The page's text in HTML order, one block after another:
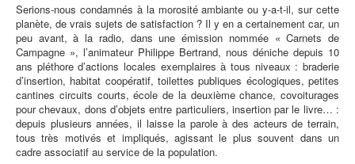
Serions-nous condamnés à la morosité ambiante ou y-a-t-il, sur cette
planète, de vrais sujets de satisfaction ? Il y en a certainement car, un
peu avant, à la radio, dans une émission nommée « Carnets de
Campagne », l’animateur Philippe Bertrand, nous déniche depuis 10
ans pléthore d’actions locales exemplaires à tous niveaux : braderie
d’insertion, habitat coopératif, toilettes publiques écologiques, petites
cantines circuits courts, école de la deuxième chance, covoiturages
pour chevaux, dons d’objets entre particuliers, insertion par le livre… :
depuis plusieurs années, il laisse la parole à des acteurs de terrain,
tous très motivés et impliqués, agissant le plus souvent dans un
cadre associatif au service de la population.